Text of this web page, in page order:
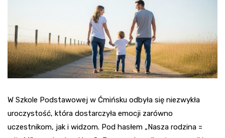
W Szkole Podstawowej w Ćmińsku odbyła się niezwykła
uroczystość, która dostarczyła emocji zarówno
uczestnikom, jak i widzom. Pod hasłem „Nasza rodzina =